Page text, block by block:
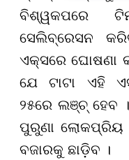
ବିଶ୍ୱକପରେ
ସେଲିବ୍ରେସନ
ଏକ୍ସରେ ଘୋଷଣା
ଯେ ଟାଟା ଏହି
୨୫ରେ ଲଞ୍ଚ୍ ହେବ
ପୁରୁଣା ଲୋକପ୍ରିୟ
ବଜାରକୁ ଛାଡ଼ିବ ।